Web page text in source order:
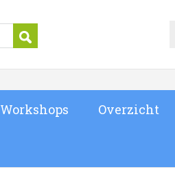
Workshops Overzicht